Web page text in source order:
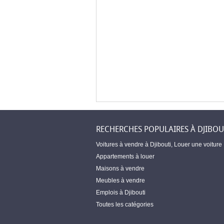
RECHERCHES POPULAIRES À
Voitures à vendre à Djibouti Louer une voiture
Appartements à louer
Maisons à vendre
Meubles à vendre
Emplois à Djibouti
Toutes les catégories